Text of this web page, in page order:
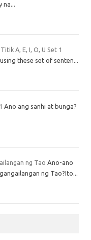
na...
A, E, I, O, U Set 1
these set of senten...
Ano ang sanhi at bunga?
ng Tao Ano-ano
ng Tao?Ito...